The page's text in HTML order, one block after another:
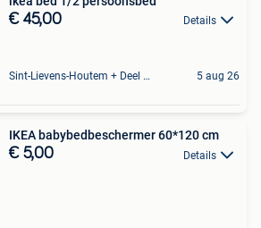
€ 45,00 Details
Sint-Lievens-Houtem + Deel Oombergen 5 aug 26
IKEA babybedbeschermer 60*120 cm
€ 5,00 Details